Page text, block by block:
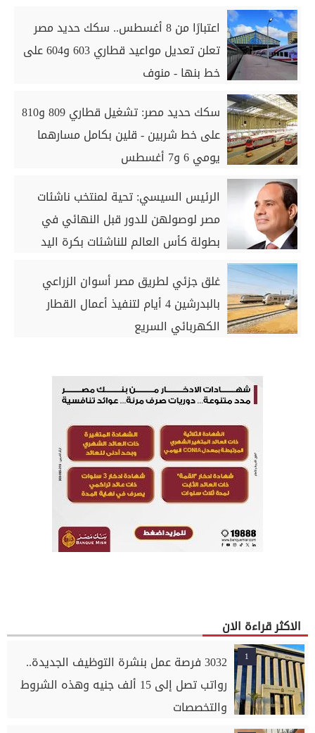
اعتبارًا من 8 أغسطس.. سكك حديد مصر
تعلن تعديل مواعيد قطاري 603 و604 على
خط بنها - منوف
سكك حديد مصر: تشغيل قطاري 809 و810
على خط شربين - قلين بكامل مسارهما
يومي 6 و7 أغسطس
الرئيس السيسي: تحية لمنتخب ناشئات
مصر لوصولهن للدور قبل النهائي في
بطولة كأس العالم للناشئات بكرة اليد
غلق جزئي لطريق مصر أسوان الزراعي
بالبدرشين 4 أيام لتنفيذ أعمال القطار
الكهربائي السريع
الاكثر قراءة الان
1
3032 فرصة عمل بنشرة التوظيف الجديدة..
رواتب تصل إلى 15 ألف جنيه وهذه الشروط
والتخصصات